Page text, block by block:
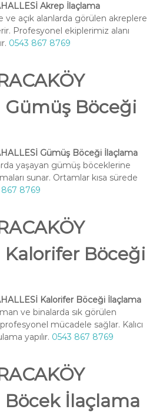
Akrep İlaçlama
açık alanlarda görülen akreplere
Profesyonel ekiplerimiz alanı
0543 867 8769
Gümüş Böceği
Gümüş Böceği İlaçlama
yaşayan gümüş böceklerine
sunar. Ortamlar kısa sürede
867 8769
Kalorifer Böceği
Kalorifer Böceği İlaçlama
ve binalarda sık görülen
mücadele sağlar. Kalıcı
yapılır. 0543 867 8769
Böcek İlaçlama